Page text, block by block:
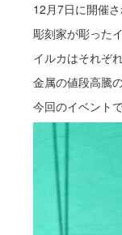
12月7日に開催
彫刻家が彫った
イルカはそれぞ
金属の値段高騰
今回のイベント